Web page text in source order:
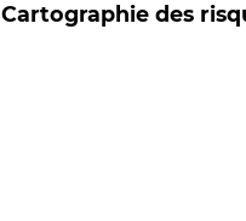
Cartographie des